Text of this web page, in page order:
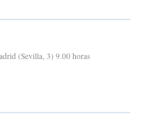
(Sevilla, 3) 9.00 horas